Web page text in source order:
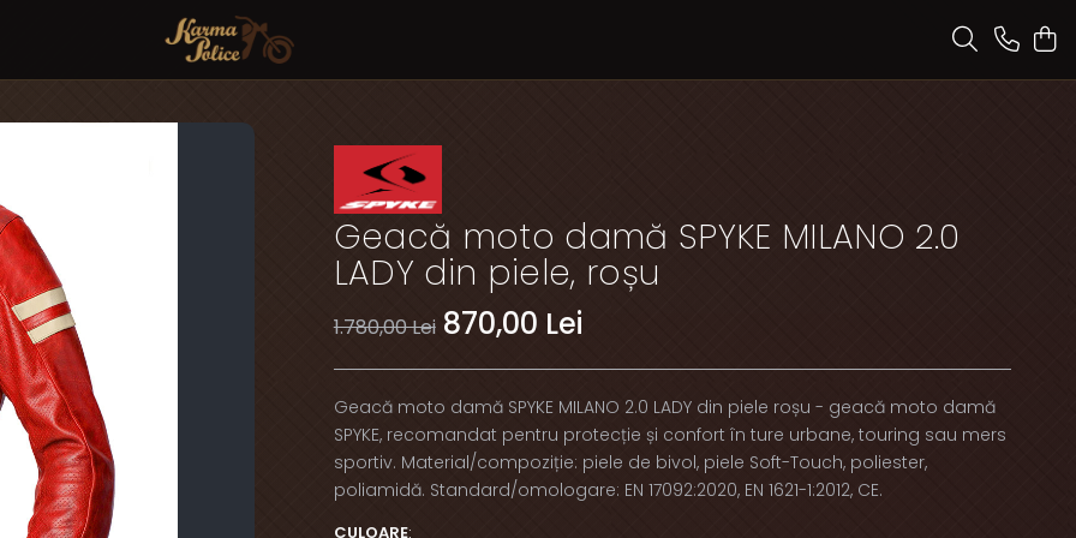
Geacă moto damă SPYKE MILANO 2.0
LADY din piele, roșu
1.780,00 Lei 870,00 Lei
Geacă moto damă SPYKE MILANO 2.0 LADY din piele roșu - geacă moto damă
SPYKE, recomandat pentru protecție și confort în ture urbane, touring sau mers
sportiv. Material/compoziție: piele de bivol, piele Soft-Touch, poliester,
poliamidă. Standard/omologare: EN 17092:2020, EN 1621-1:2012, CE.
CULOARE: